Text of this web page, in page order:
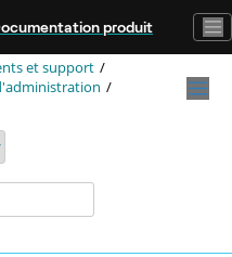
produit
et support